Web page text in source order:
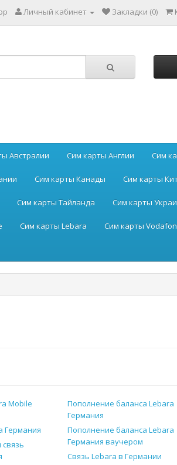
Личный кабинет Закладки (0)
Австралии Сим карты Англии Сим
Сим карты Канады Сим карты
Сим карты Тайланда Сим карты
Сим карты Lebara Сим карты
Mobile
Германия
Пополнение баланса Lebara
Германия
Пополнение баланса Lebara
Германия ваучером
Связь Lebara в Германии